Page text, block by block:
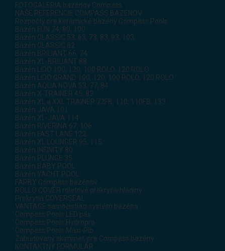
FOTOGALÉRIA bazénov Compass
NAŠE REFERENCIE COMPASS BAZÉNOV
Rozpočty pre keramické bazény Compass Pools
Bazén FUN 74, 80, 100
Bazén CLASSIC 53, 63, 73, 83, 93, 103
Bazén CLASSIC 62
Bazén BRILIANT 66, 74
Bazén XL-BRILIANT 88
Bazén LIDO 100, 120, 100 ROLO, 120 ROLO
Bazén LIDO GRAND 100, 120, 100 ROLO, 120 ROLO
Bazén AQUA NOVA 53, 77, 84
Bazén X-TRAINER 45, 82
Bazén XL a XXL TRAINER 72FB, 110, 110FB, 133
Bazén JAVA 101
Bazén XL-JAVA 114
Bazén RIVERINA 67, 106
Bazén FAST LANE 122
Bazén XL LOUNGER 95, 115
Bazén INFINITY 80
Bazén PLUNGE 35
Bazén BABY POOL
Bazén YACHT POOL
FARBY Compass bazénov
ROLLO COVER roletové prekrytie hladiny
Prekrytia COVERSEAL
VANTAGE samočistiaci systém bazéna
Compass Pools LED pás
Compass Pools Hydropro
Compass Pools Maxi-Rib
Zabudovaný skimmer, pre Compass bazény
KONTAKTNÝ FORMULÁR